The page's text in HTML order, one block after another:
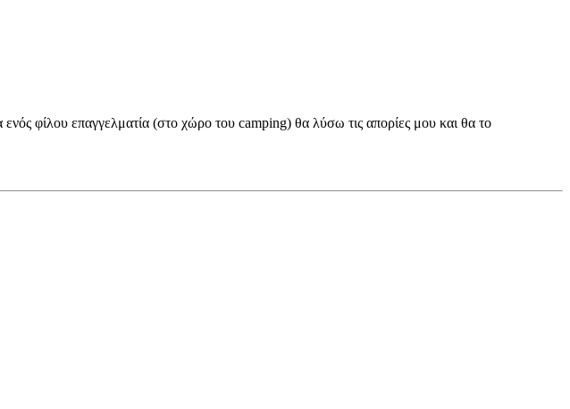
φίλου επαγγελματία (στο χώρο του camping) θα λύσω τις απορίες μου και θα το